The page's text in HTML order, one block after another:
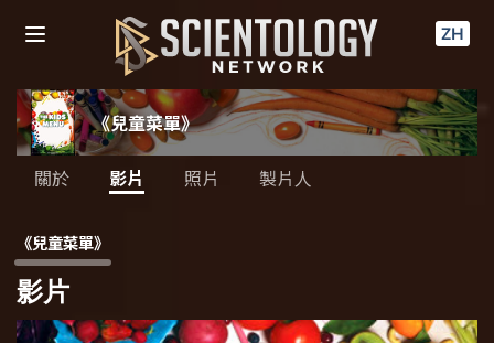
ZH
《兒童菜單》
關於 影片 照片 製片人
《兒童菜單》
影片